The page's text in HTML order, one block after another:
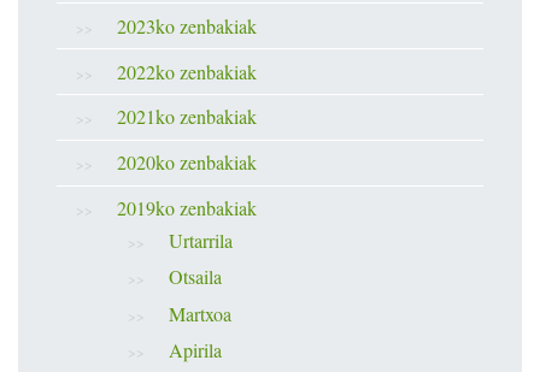
2023ko zenbakiak
2022ko zenbakiak
2021ko zenbakiak
2020ko zenbakiak
2019ko zenbakiak
Urtarrila
Otsaila
Martxoa
Apirila